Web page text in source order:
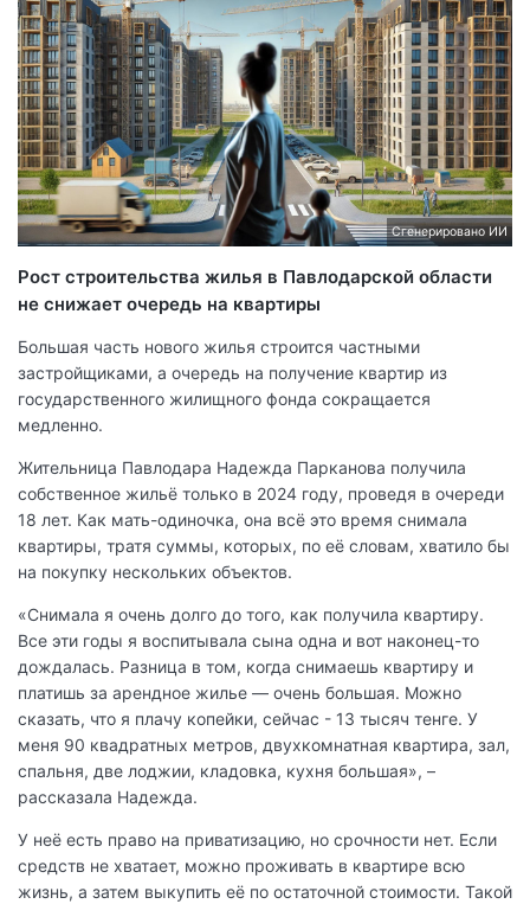
Сгенерировано ИИ
Рост строительства жилья в Павлодарской области
не снижает очередь на квартиры
Большая часть нового жилья строится частными
застройщиками, а очередь на получение квартир из
государственного жилищного фонда сокращается
медленно.
Жительница Павлодара Надежда Парканова получила
собственное жильё только в 2024 году, проведя в очереди
18 лет. Как мать-одиночка, она всё это время снимала
квартиры, тратя суммы, которых, по её словам, хватило бы
на покупку нескольких объектов.
«Снимала я очень долго до того, как получила квартиру.
Все эти годы я воспитывала сына одна и вот наконец-то
дождалась. Разница в том, когда снимаешь квартиру и
платишь за арендное жилье — очень большая. Можно
сказать, что я плачу копейки, сейчас - 13 тысяч тенге. У
меня 90 квадратных метров, двухкомнатная квартира, зал,
спальня, две лоджии, кладовка, кухня большая», –
рассказала Надежда.
У неё есть право на приватизацию, но срочности нет. Если
средств не хватает, можно проживать в квартире всю
жизнь, а затем выкупить её по остаточной стоимости. Такой